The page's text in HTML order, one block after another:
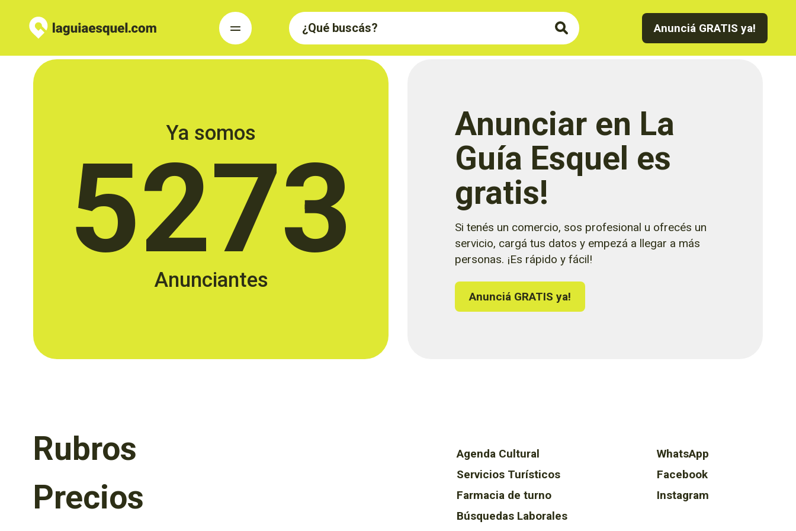
Anunciá GRATIS ya!
Ya somos
5273
Anunciantes
Anunciar en La
Guía Esquel es
gratis!
Si tenés un comercio, sos profesional u ofrecés un
servicio, cargá tus datos y empezá a llegar a más
personas. ¡Es rápido y fácil!
Anunciá GRATIS ya!
Rubros
Precios
Agenda Cultural
Servicios Turísticos
Farmacia de turno
Búsquedas Laborales
WhatsApp
Facebook
Instagram